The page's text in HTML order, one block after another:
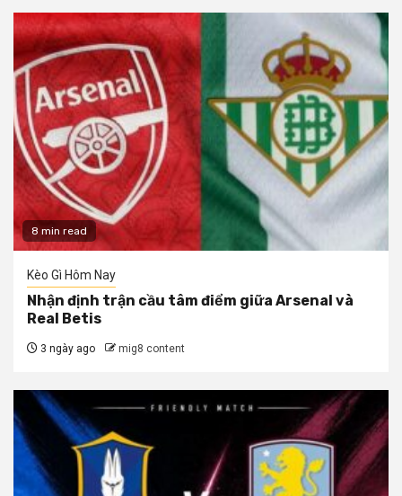
8 min read
Kèo Gì Hôm Nay
Nhận định trận cầu tâm điểm giữa Arsenal và
Real Betis
3 ngày ago mig8 content